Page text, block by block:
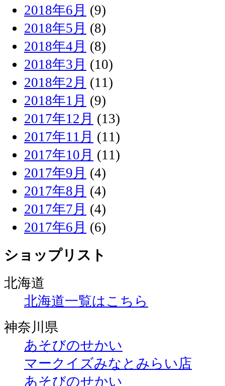
2018年6月 (9)
2018年5月 (8)
2018年4月 (8)
2018年3月 (10)
2018年2月 (11)
2018年1月 (9)
2017年12月 (13)
2017年11月 (11)
2017年10月 (11)
2017年9月 (4)
2017年8月 (4)
2017年7月 (4)
2017年6月 (6)
ショップリスト
北海道
北海道一覧はこちら
神奈川県
あそびのせかい
マークイズみなとみらい店
あそびのせかい